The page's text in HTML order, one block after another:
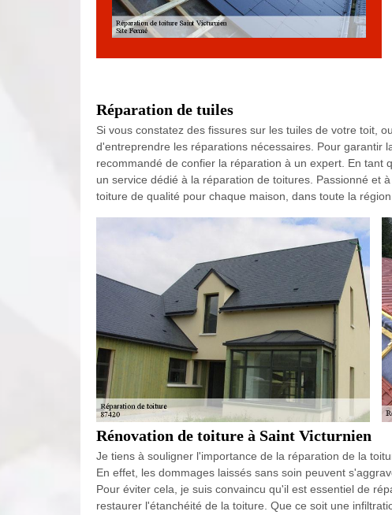
Réparation de tuiles
Si vous constatez des fissures sur les tuiles de votre toit,
d'entreprendre les réparations nécessaires. Pour garantir
recommandé de confier la réparation à un expert. En tant
un service dédié à la réparation de toitures. Passionné et
toiture de qualité pour chaque maison, dans toute la région.
Rénovation de toiture à Saint Victurnien
Je tiens à souligner l'importance de la réparation de la
En effet, les dommages laissés sans soin peuvent
Pour éviter cela, je suis convaincu qu'il est essentiel de
restaurer l'étanchéité de la toiture. Que ce soit une